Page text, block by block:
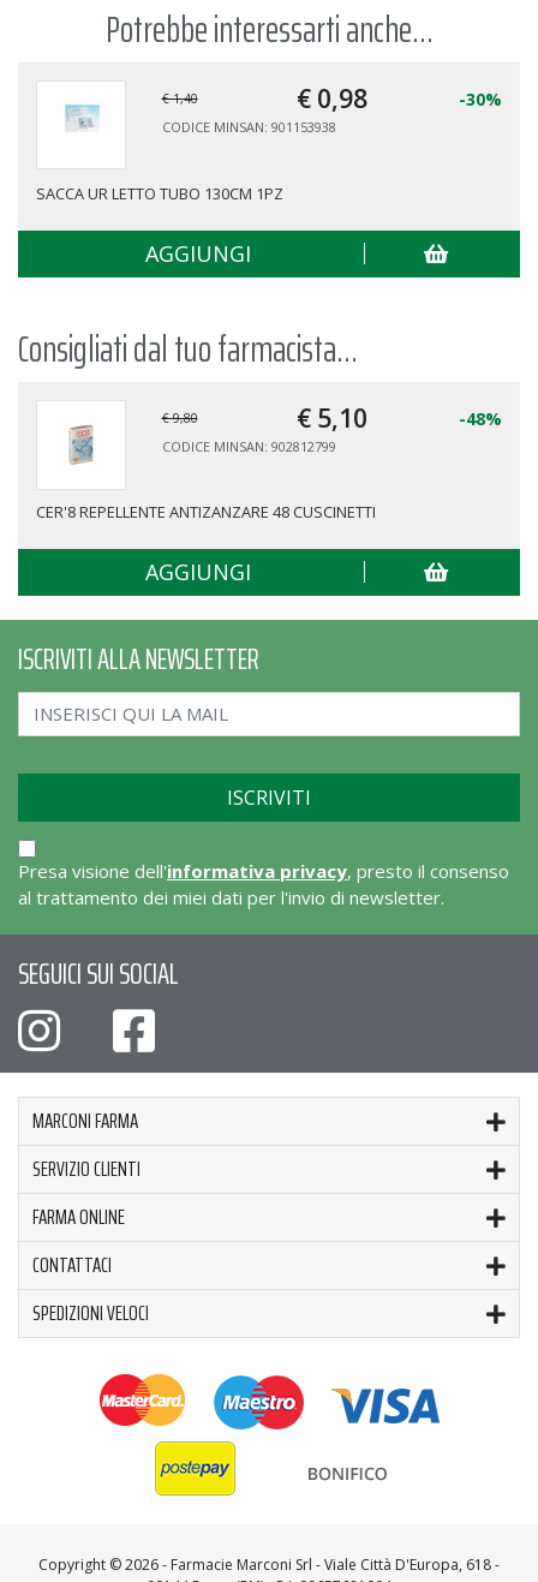
Potrebbe interessarti anche...
€ 1,40 € 0,98 -30%
CODICE MINSAN: 901153938
SACCA UR LETTO TUBO 130CM 1PZ
AGGIUNGI
Consigliati dal tuo farmacista...
€ 9,80 € 5,10 -48%
CODICE MINSAN: 902812799
CER'8 REPELLENTE ANTIZANZARE 48 CUSCINETTI
AGGIUNGI
ISCRIVITI ALLA NEWSLETTER
Presa visione dell'informativa privacy, presto il consenso
al trattamento dei miei dati per l'invio di newsletter.
SEGUICI SUI SOCIAL
MARCONI FARMA
SERVIZIO CLIENTI
FARMA ONLINE
CONTATTACI
SPEDIZIONI VELOCI
Copyright ©2026 - Farmacie Marconi Srl - Viale Città D'Europa, 618 -